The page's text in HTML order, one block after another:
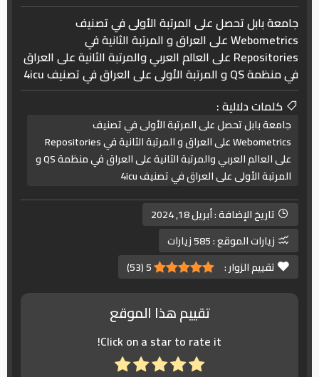
جامعة بابل تحصل على المرتبة الأولى في تصنيف
Webometrics على العراق و المرتبة الثانية في
Repositories على العالم العربي والمرتبة الثانية على العراق
في منظمة QS و المرتبة الأولى على العراق في تصنيف 4icu
كلمات دلالية :
جامعة بابل تحصل على المرتبة الأولى في تصنيف
Webometrics على العراق و المرتبة الثانية في Repositories
على العالم العربي والمرتبة الثانية على العراق في منظمة QS و
المرتبة الأولى على العراق في تصنيف 4icu
تاريخ الإضافة :أبريل 18, 2024
زيارات الموقع :585 زيارات
تقييم الزوار :
5
(
53
)
تقييم هذا الموقع
Click on a star to rate it!